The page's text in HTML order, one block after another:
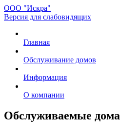
ООО "Искра"
Версия для слабовидящих
Главная
Обслуживание домов
Информация
О компании
Обслуживаемые дома